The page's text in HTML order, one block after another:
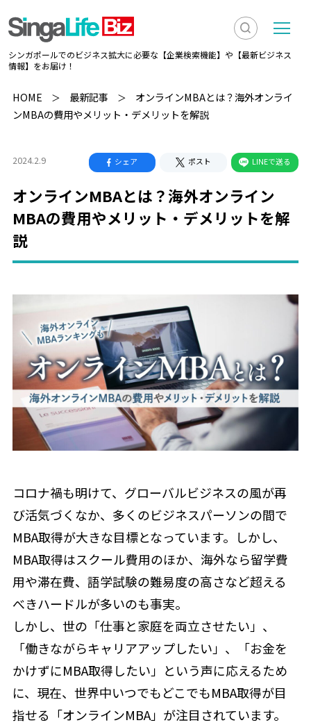
シンガポールでのビジネス拡大に必要な【企業検索機能】や【最新ビジネス
情報】をお届け！
検
検
索
表
メ
ニ
ー
HOME 最新記事
オンラインMBAとは？海外オンライ
ンMBAの費用やメリット・デメリットを解説
2024.2.9 シェア ポスト LINEで送る
オンラインMBAとは？海外オンライン
MBAの費用やメリット・デメリットを解
説
コロナ禍も明けて、グローバルビジネスの風が再
び活気づくなか、多くのビジネスパーソンの間で
MBA取得が大きな目標となっています。しかし、
MBA取得はスクール費用のほか、海外なら留学費
用や滞在費、語学試験の難易度の高さなど超える
べきハードルが多いのも事実。
しかし、世の「仕事と家庭を両立させたい」、
「働きながらキャリアアップしたい」、「お金を
かけずにMBA取得したい」という声に応えるため
に、現在、世界中いつでもどこでもMBA取得が目
指せる「オンラインMBA」が注目されています。